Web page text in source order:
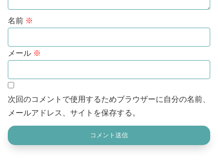
名前 ※
メール ※
次回のコメントで使用するためブラウザーに自分の名前、
メールアドレス、サイトを保存する。